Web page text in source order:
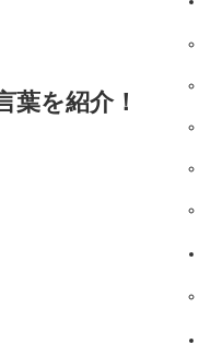
を紹介！